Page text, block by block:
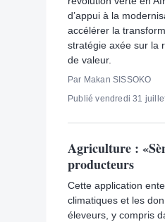
d’appui à la
accélérer la
stratégie axée sur la
de valeur.
Par Makan SISSOKO
Publié vendredi 31
Agriculture :
producteurs
Cette application
climatiques et les
éleveurs, y compris